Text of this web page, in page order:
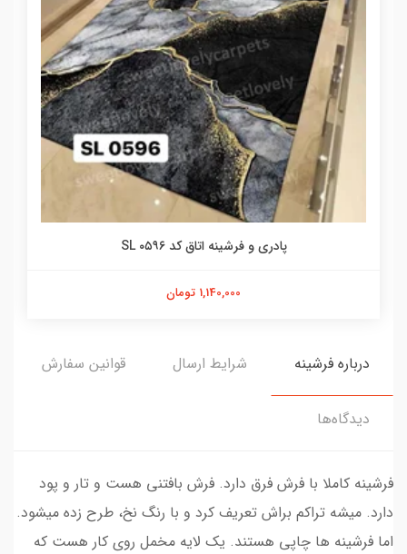
پادری و فرشینه اتاق کد SL ۰۵۹۶
1,140,000 تومان
درباره فرشینه شرایط ارسال قوانین سفارش
دیدگاه‌ها
فرشینه کاملا با فرش فرق دارد. فرش بافتنی هست و تار و پود
دارد. میشه تراکم براش تعریف کرد و با رنگ نخ، طرح زده میشود.
اما فرشینه ها چاپی هستند. یک لایه مخمل روی کار هست که